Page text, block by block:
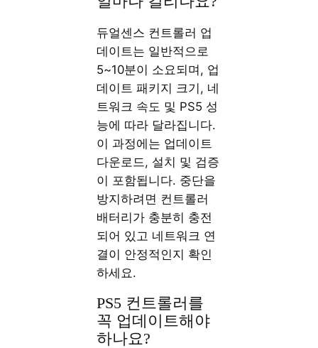
듀얼센스 컨트롤러 업
데이트는 일반적으로
5~10분이 소요되며, 업
데이트 패키지 크기, 네
트워크 속도 및 PS5 성
능에 따라 달라집니다.
이 과정에는 업데이트
다운로드, 설치 및 검증
이 포함됩니다. 중단을
방지하려면 컨트롤러
배터리가 충분히 충전
되어 있고 네트워크 연
결이 안정적인지 확인
하세요.
PS5 컨트롤러를
꼭 업데이트해야
하나요?